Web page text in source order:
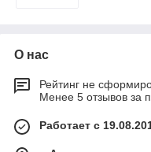
О нас
Рейтинг не
Менее 5 отзывов за
Работает с